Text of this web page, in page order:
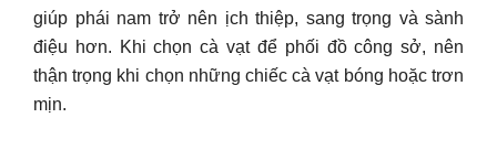
giúp phái nam trở nên ịch thiệp, sang trọng và sành
điệu hơn. Khi chọn cà vạt để phối đồ công sở, nên
thận trọng khi chọn những chiếc cà vạt bóng hoặc trơn
mịn.